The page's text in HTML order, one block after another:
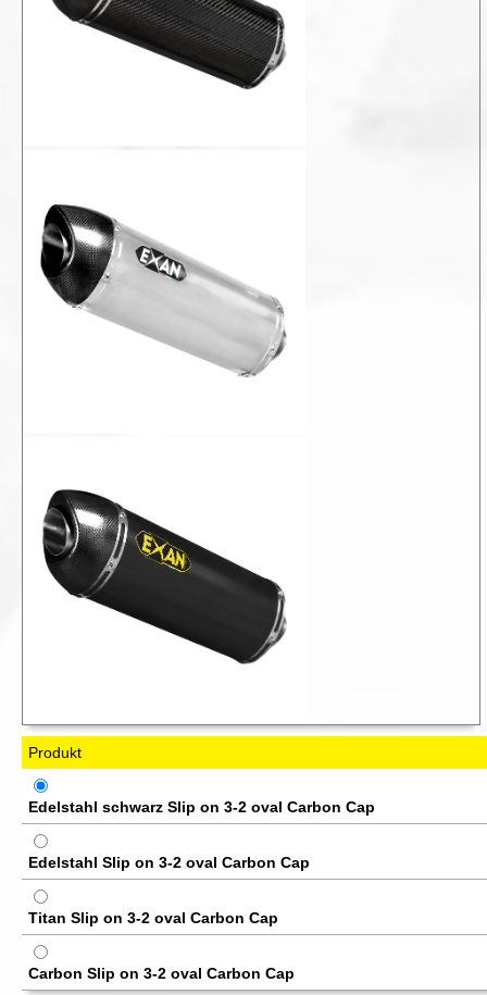
Produkt
Edelstahl schwarz Slip on 3-2 oval Carbon Cap
Edelstahl Slip on 3-2 oval Carbon Cap
Titan Slip on 3-2 oval Carbon Cap
Carbon Slip on 3-2 oval Carbon Cap